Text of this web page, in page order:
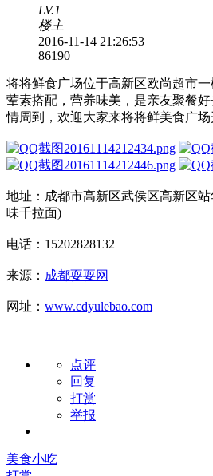
LV.1
楼主
2016-11-14 21:26:53
86190
将将鲜食广场位于高新区欧尚超市
荤素搭配，营养味美，是亲友聚餐
情周到，欢迎大家来将将鲜美食广场
地址：成都市高新区武侯区高新区
味千拉面)
电话：15202828132
来源： 成都耍耍网
网址： www.cdyulebao.com
点评
回复
打赏
举报
美食小吃